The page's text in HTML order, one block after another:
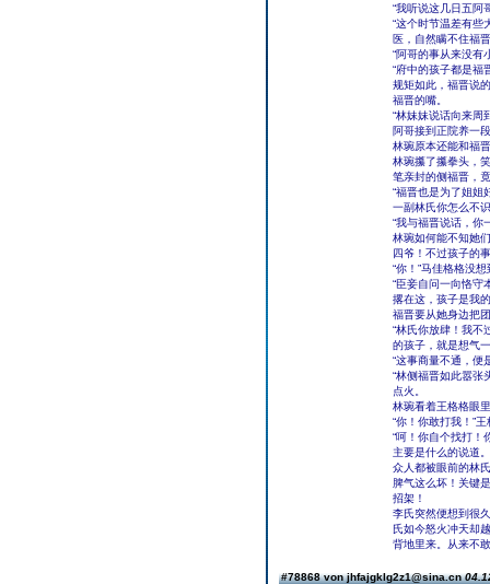
“我听说这几日五阿
“这个时节温差有些
医，自然瞒不住福
“阿哥的事从来没有
“府中的孩子都是福
规矩如此，福晋说
福晋的嘴。
“林妹妹说话向来周
阿哥接到正院养一
林琬原本还能和福
林琬攥了攥拳头，
笔亲封的侧福晋，
“福晋也是为了姐姐
一副林氏你怎么不
“我与福晋说话，你
林琬如何能不知她
四爷！不过孩子的
“你！”马佳格格没
“臣妾自问一向恪守
撂在这，孩子是我
福晋要从她身边把
“林氏你放肆！我不
的孩子，就是想气
“这事商量不通，便
“林侧福晋如此嚣张
点火。
林琬看着王格格眼
“你！你敢打我！”
“呵！你自个找打！
主要是什么的说道。
众人都被眼前的林
脾气这么坏！关键
招架！
李氏突然便想到很
氏如今怒火冲天却
背地里来。从来不
#78868 von jhfajgklg2z1@sina.cn